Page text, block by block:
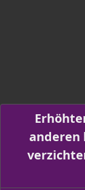
anderen